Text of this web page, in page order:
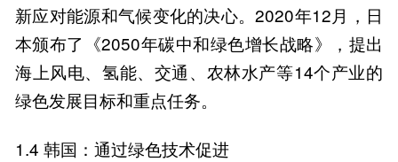
新应对能源和气候变化的决心。2020年12月，日
本颁布了《2050年碳中和绿色增长战略》，提出
海上风电、氢能、交通、农林水产等14个产业的
绿色发展目标和重点任务。
1.4 韩国：通过绿色技术促进